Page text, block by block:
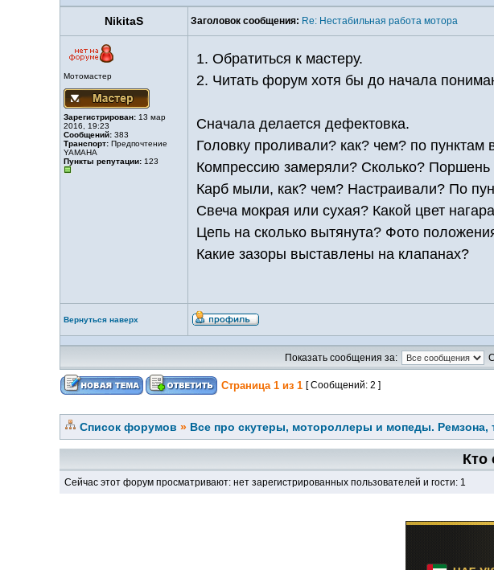
NikitaS Заголовок сообщения: Re: Нестабильная работа мотора
Мотомастер
Зарегистрирован: 13 мар
2016, 19:23
Сообщений: 383
Транспорт: Предпочтение
YAMAHA
Пункты репутации: 123
1. Обратиться к мастеру.
2. Читать форум хотя бы до начала
Сначала делается дефектовка.
Головку проливали? как? чем? по пунктам
Компрессию замеряли? Сколько?
Карб мыли, как? чем? Настраивали? По
Свеча мокрая или сухая? Какой цвет
Цепь на сколько вытянута? Фото
Какие зазоры выставлены на клапанах?
Вернуться наверх
Показать сообщения за:
Страница 1 из 1 [ Сообщений: 2 ]
Список форумов » Все про скутеры, мотороллеры и мопеды. Ремзона,
Кто
Сейчас этот форум просматривают: нет зарегистрированных пользователей и гости: 1